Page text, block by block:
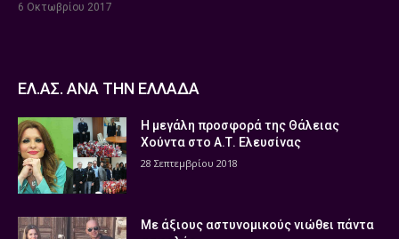
6 Οκτωβρίου 2017
ΕΛ.ΑΣ. ΑΝΑ ΤΗΝ ΕΛΛΑΔΑ
Η μεγάλη προσφορά της Θάλειας
Χούντα στο Α.Τ. Ελευσίνας
28 Σεπτεμβρίου 2018
Με άξιους αστυνομικούς νιώθει πάντα